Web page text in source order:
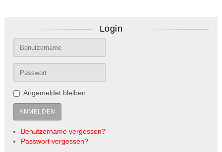
Login
Angemeldet bleiben
ANMELDEN
Benutzername vergessen?
Passwort vergessen?